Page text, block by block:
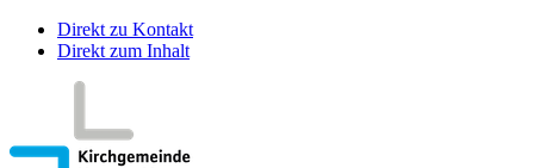
Direkt zu Kontakt
Direkt zum Inhalt